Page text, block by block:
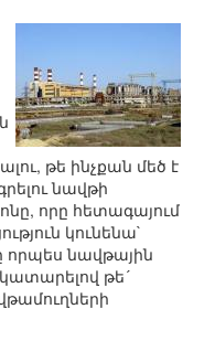
թե ինչքան մեծ է
նավթի
որը հետագայում
կունենա`
նավթային
թե´